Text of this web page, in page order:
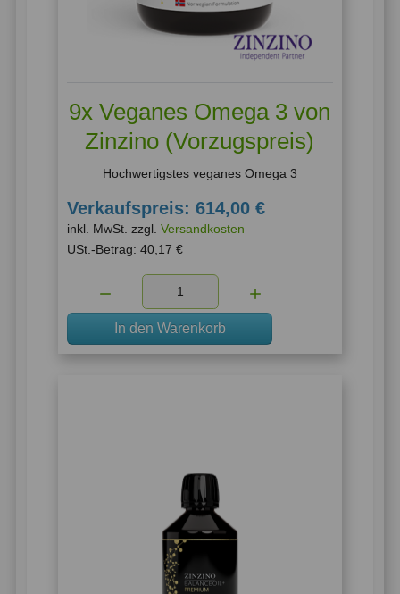
9x Veganes Omega 3 von
Zinzino (Vorzugspreis)
Hochwertigstes veganes Omega 3
Verkaufspreis:614,00 €
inkl. MwSt. zzgl.Versandkosten
USt.-Betrag:40,17 €
In den Warenkorb